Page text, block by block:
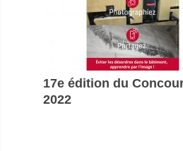
17e édition du
2022